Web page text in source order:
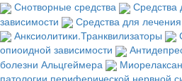
Снотворные средства
Средства
зависимости
Средства для
Анксиолитики.Транквилизаторы
опиоидной зависимости
болезни Альцгеймера
патологии периферической нервной